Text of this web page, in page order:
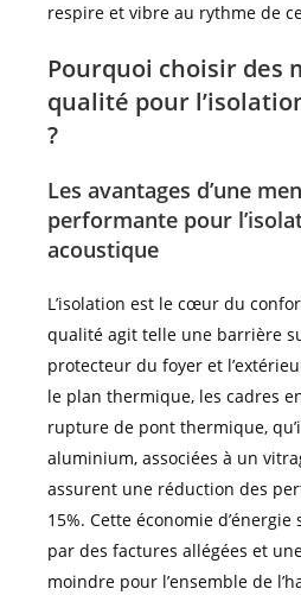
respire et vibre au rythme de
Pourquoi choisir des
qualité pour
?
Les avantages d’une
performante pour
acoustique
L’isolation est le cœur du
qualité agit telle une barrière
protecteur du foyer et
le plan thermique, les cadres
rupture de pont thermique,
aluminium, associées à un
assurent une réduction des
15%. Cette économie
par des factures allégées et
moindre pour l’ensemble de